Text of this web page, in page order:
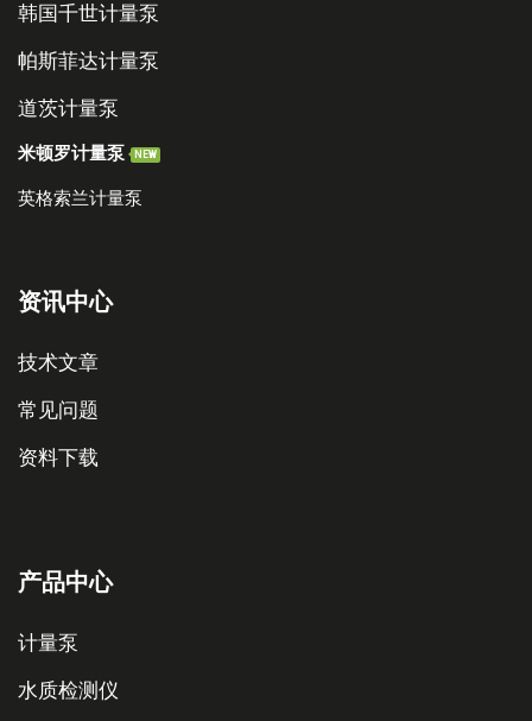
韩国千世计量泵
帕斯菲达计量泵
道茨计量泵
米顿罗计量泵 NEW
英格索兰计量泵
资讯中心
技术文章
常见问题
资料下载
产品中心
计量泵
水质检测仪